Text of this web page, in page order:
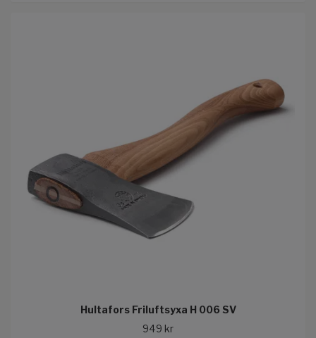
Hultafors Friluftsyxa H 006 SV
949 kr